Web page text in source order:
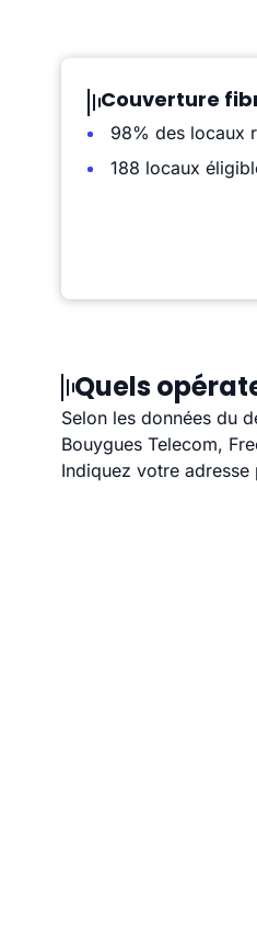
Couverture
98% des locaux
188 locaux
Quels
Selon les données du
Bouygues Telecom,
Indiquez votre